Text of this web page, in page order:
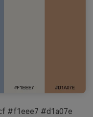
#f1eee7 #d1a07e